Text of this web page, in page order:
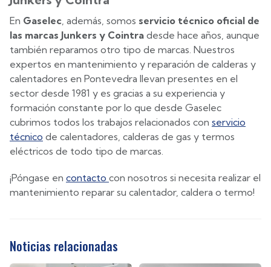
En Gaselec, además, somos servicio técnico oficial de
las marcas Junkers y Cointra desde hace años, aunque
también reparamos otro tipo de marcas. Nuestros
expertos en mantenimiento y reparación de calderas y
calentadores en Pontevedra llevan presentes en el
sector desde 1981 y es gracias a su experiencia y
formación constante por lo que desde Gaselec
cubrimos todos los trabajos relacionados con servicio
técnico de calentadores, calderas de gas y termos
eléctricos de todo tipo de marcas.
¡Póngase en contacto con nosotros si necesita realizar el
mantenimiento reparar su calentador, caldera o termo!
Noticias relacionadas